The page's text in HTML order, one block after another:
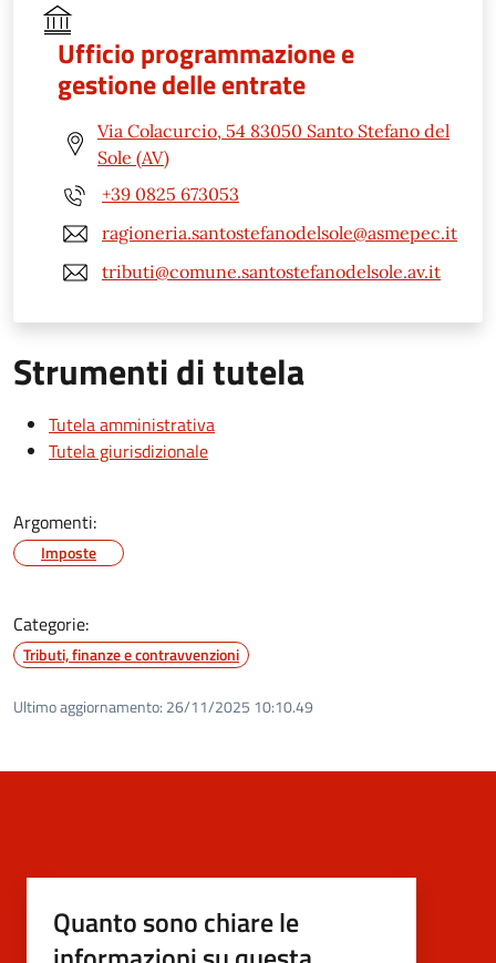
Ufficio programmazione e
gestione delle entrate
Via Colacurcio, 54 83050 Santo Stefano del
Sole (AV)
+39 0825 673053
ragioneria.santostefanodelsole@asmepec.it
tributi@comune.santostefanodelsole.av.it
Strumenti di tutela
Tutela amministrativa
Tutela giurisdizionale
Argomenti:
Imposte
Categorie:
Tributi, finanze e contravvenzioni
Ultimo aggiornamento: 26/11/2025 10:10.49
Quanto sono chiare le